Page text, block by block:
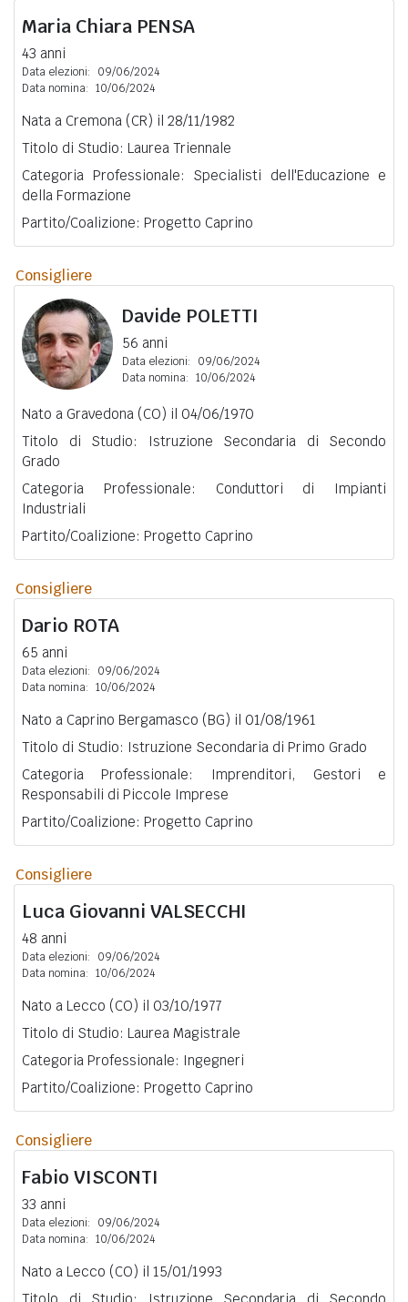
Maria Chiara PENSA
43 anni
Data elezioni:
09/06/2024
Data nomina: 10/06/2024
Nata a Cremona (CR) il 28/11/1982
Titolo di Studio: Laurea Triennale
Categoria Professionale: Specialisti dell'Educazione e
della Formazione
Partito/Coalizione: Progetto Caprino
Consigliere
Davide POLETTI
56 anni
Data elezioni:
09/06/2024
Data nomina: 10/06/2024
Nato a Gravedona (CO) il 04/06/1970
Titolo di Studio: Istruzione Secondaria di Secondo
Grado
Categoria Professionale: Conduttori di Impianti
Industriali
Partito/Coalizione: Progetto Caprino
Consigliere
Dario ROTA
65 anni
Data elezioni:
09/06/2024
Data nomina: 10/06/2024
Nato a Caprino Bergamasco (BG) il 01/08/1961
Titolo di Studio: Istruzione Secondaria di Primo Grado
Categoria Professionale: Imprenditori, Gestori e
Responsabili di Piccole Imprese
Partito/Coalizione: Progetto Caprino
Consigliere
Luca Giovanni VALSECCHI
48 anni
Data elezioni:
09/06/2024
Data nomina: 10/06/2024
Nato a Lecco (CO) il 03/10/1977
Titolo di Studio: Laurea Magistrale
Categoria Professionale: Ingegneri
Partito/Coalizione: Progetto Caprino
Consigliere
Fabio VISCONTI
33 anni
Data elezioni:
09/06/2024
Data nomina: 10/06/2024
Nato a Lecco (CO) il 15/01/1993